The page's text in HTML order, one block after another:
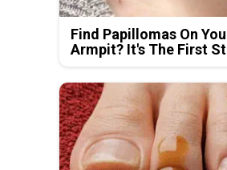
Find Papillomas On
Armpit? It's The First